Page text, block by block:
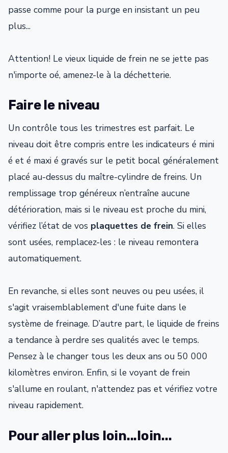
passe comme pour la purge en insistant un peu
plus...
Attention! Le vieux liquide de frein ne se jette pas
n'importe oé, amenez-le à la déchetterie.
Faire le niveau
Un contrôle tous les trimestres est parfait. Le
niveau doit être compris entre les indicateurs é mini
é et é maxi é gravés sur le petit bocal généralement
placé au-dessus du maître-cylindre de freins. Un
remplissage trop généreux n’entraîne aucune
détérioration, mais si le niveau est proche du mini,
vérifiez l’état de vos plaquettes de frein. Si elles
sont usées, remplacez-les : le niveau remontera
automatiquement.
En revanche, si elles sont neuves ou peu usées, il
s'agit vraisemblablement d'une fuite dans le
système de freinage. D’autre part, le liquide de freins
a tendance à perdre ses qualités avec le temps.
Pensez à le changer tous les deux ans ou 50 000
kilomètres environ. Enfin, si le voyant de frein
s'allume en roulant, n'attendez pas et vérifiez votre
niveau rapidement.
Pour aller plus loin...loin...